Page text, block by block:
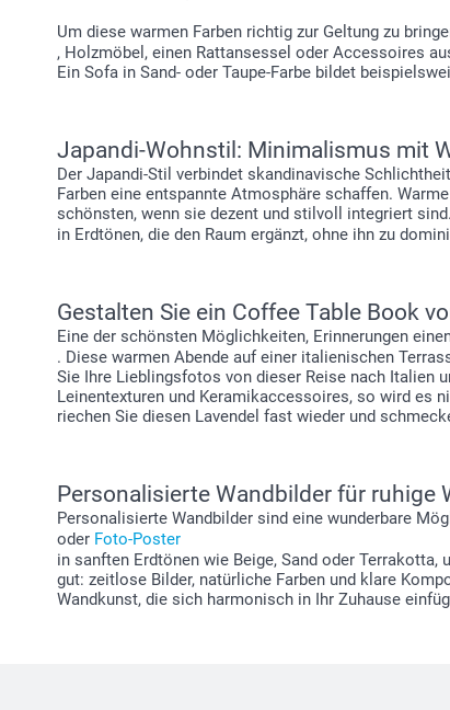
Um diese warmen Farben richtig zur Geltung zu
, Holzmöbel, einen Rattansessel oder Accessoires
Ein Sofa in Sand- oder Taupe-Farbe bildet
Japandi-Wohnstil: Minimalismus mit
Der Japandi-Stil verbindet skandinavische
Farben eine entspannte Atmosphäre schaffen.
schönsten, wenn sie dezent und stilvoll integriert
in Erdtönen, die den Raum ergänzt, ohne ihn zu
Gestalten Sie ein Coffee Table Book
Eine der schönsten Möglichkeiten, Erinnerungen
. Diese warmen Abende auf einer italienischen
Sie Ihre Lieblingsfotos von dieser Reise nach Italien
Leinentexturen und Keramikaccessoires, so wird es
riechen Sie diesen Lavendel fast wieder und
Personalisierte Wandbilder für ruhige
Personalisierte Wandbilder sind eine wunderbare
oder Foto-Poster
in sanften Erdtönen wie Beige, Sand oder
gut: zeitlose Bilder, natürliche Farben und klare
Wandkunst, die sich harmonisch in Ihr Zuhause